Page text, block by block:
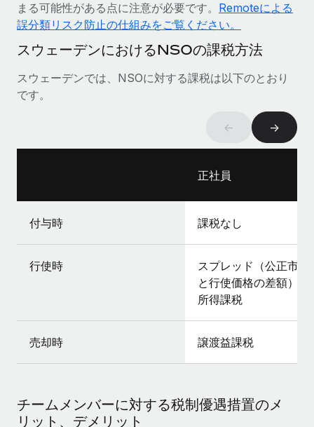
詳細を見る
まる可能性がある点に注意が必要です。 Remoteによる
誤分類リスク防止の仕組みをご覧ください。
スウェーデンにおけるNSOの課税方法
スウェーデンでは、NSOに対する課税は以下のとおり
です。
← →
正社員
付与時 課税なし
行使時
スプレッド（公正市場
と行使価格の差額）の
所得課税
売却時 譲渡益課税
チームメンバーに対する税制優遇措置のメ
リット、デメリット